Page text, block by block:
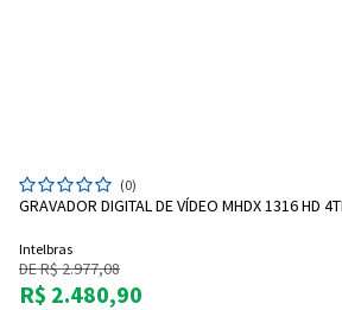
(0)
GRAVADOR DIGITAL DE VÍDEO MHDX 1316 HD
Intelbras
DE R$ 2.977,08
R$ 2.480,90